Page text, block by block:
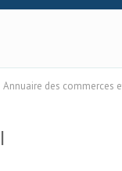
Annuaire des commerces